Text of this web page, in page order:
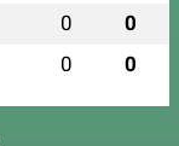
0 0
0 0